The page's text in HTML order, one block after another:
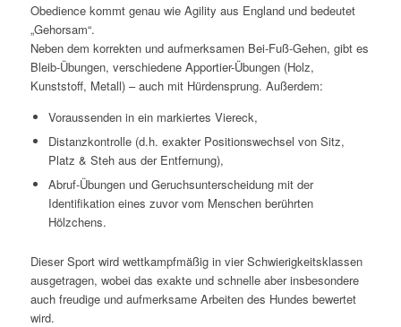
Obedience kommt genau wie Agility aus England und bedeutet
„Gehorsam“.
Neben dem korrekten und aufmerksamen Bei-Fuß-Gehen, gibt es
Bleib-Übungen, verschiedene Apportier-Übungen (Holz,
Kunststoff, Metall) – auch mit Hürdensprung. Außerdem:
Voraussenden in ein markiertes Viereck,
Distanzkontrolle (d.h. exakter Positionswechsel von Sitz,
Platz & Steh aus der Entfernung),
Abruf-Übungen und Geruchsunterscheidung mit der
Identifikation eines zuvor vom Menschen berührten
Hölzchens.
Dieser Sport wird wettkampfmäßig in vier Schwierigkeitsklassen
ausgetragen, wobei das exakte und schnelle aber insbesondere
auch freudige und aufmerksame Arbeiten des Hundes bewertet
wird.